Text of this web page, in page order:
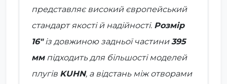
представляє високий європейський
стандарт якості й надійності. Розмір
16"із довжиною задньої частини395
ммпідходить для більшості моделей
плугів KUHN, а відстань між отворами